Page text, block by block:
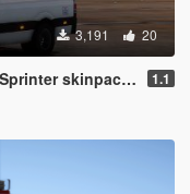
3,191 20
skinpack [ELS] 1.1